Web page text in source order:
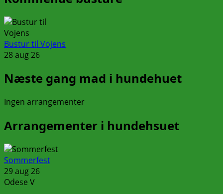
Bustur til Vojens
28 aug 26
Næste gang mad i hundehuet
Ingen arrangementer
Arrangementer i hundehsuet
Sommerfest
29 aug 26
Odese V